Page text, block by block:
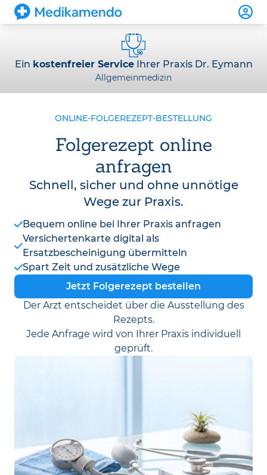
Ein kostenfreier ServiceIhrer Praxis Dr. Eymann
Allgemeinmedizin
ONLINE-FOLGEREZEPT-BESTELLUNG
Folgerezept online
anfragen
Schnell, sicher und ohne unnötige
Wege zur Praxis.
Bequem online bei Ihrer Praxis anfragen
Versichertenkarte digital als
Ersatzbescheinigung übermitteln
Spart Zeit und zusätzliche Wege
Jetzt Folgerezept bestellen
Der Arzt entscheidet über die Ausstellung des
Rezepts.
Jede Anfrage wird von Ihrer Praxis individuell
geprüft.